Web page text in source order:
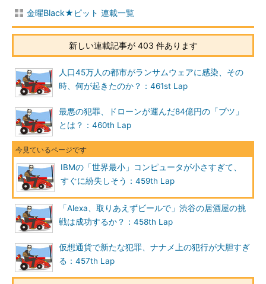
金曜Black★ピット 連載一覧
新しい連載記事が 403 件あります
人口45万人の都市がランサムウェアに感染、その
時、何が起きたのか？：461st Lap
最悪の犯罪、ドローンが運んだ84億円の「ブツ」
とは？：460th Lap
IBMの「世界最小」コンピュータが小さすぎて、
すぐに紛失しそう：459th Lap
「Alexa、取りあえずビールで」渋谷の居酒屋の挑
戦は成功するか？：458th Lap
仮想通貨で新たな犯罪、ナナメ上の犯行が大胆すぎ
る：457th Lap